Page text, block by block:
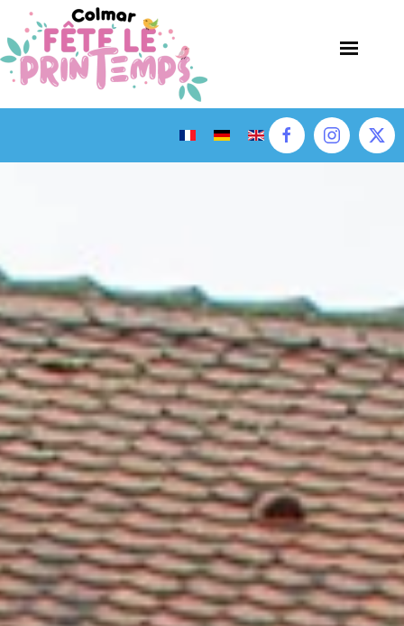
Accéder au contenu principal